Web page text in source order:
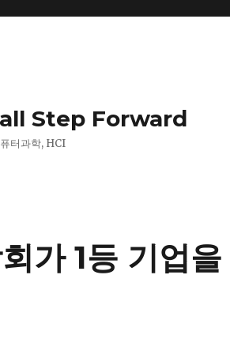
Step Forward
터과학, HCI
가 1등 기업